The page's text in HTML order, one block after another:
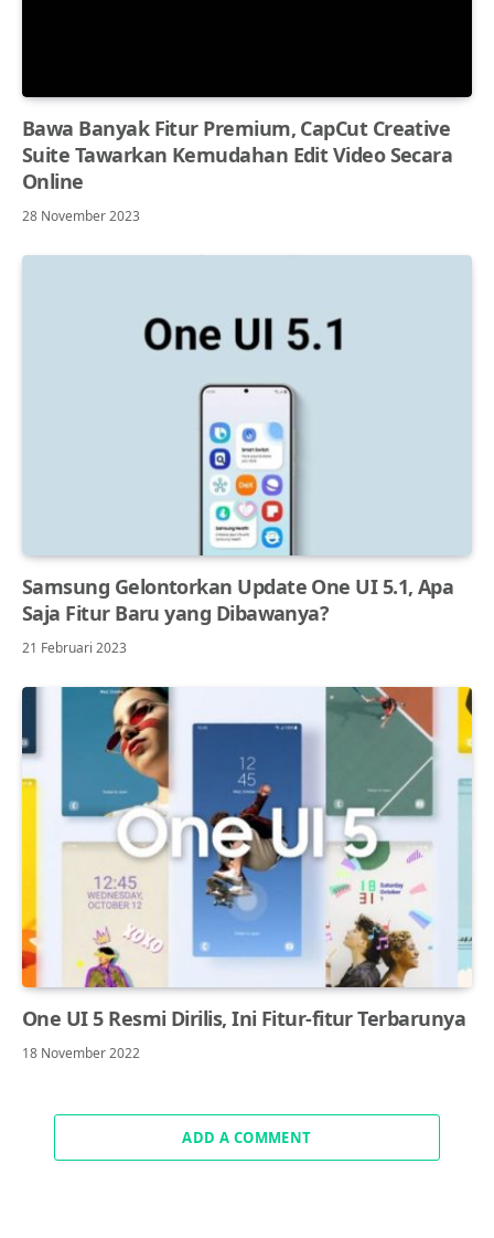
Bawa Banyak Fitur Premium, CapCut Creative
Suite Tawarkan Kemudahan Edit Video Secara
Online
28 November 2023
Samsung Gelontorkan Update One UI 5.1, Apa
Saja Fitur Baru yang Dibawanya?
21 Februari 2023
One UI 5 Resmi Dirilis, Ini Fitur-fitur Terbarunya
18 November 2022
ADD A COMMENT